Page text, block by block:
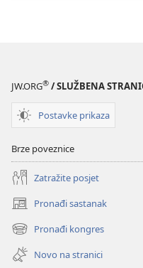
JW.ORG® / SLUŽBENA
Postavke prikaza
Brze poveznice
Zatražite posjet
Pronađi sastanak
(otvara
se
novi
prozor)
Pronađi kongres
(otvara
se
novi
Novo na stranici